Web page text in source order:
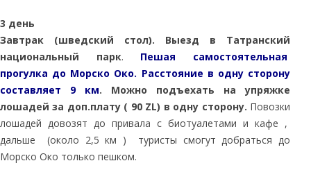
3 день
Завтрак (шведский стол). Выезд в
Татранский
национальный парк. Пешая самостоятельная
прогулка до Морско Око. Расстояние в одну сторону
составляет 9 км. Можно подъехать на упряжке
лошадей за доп.плату ( 90 ZL) в одну сторону. Повозки
лошадей довозят до привала с биотуалетами и кафе ,
дальше (около 2,5 км ) туристы смогут добраться до
Морско Око только пешком.